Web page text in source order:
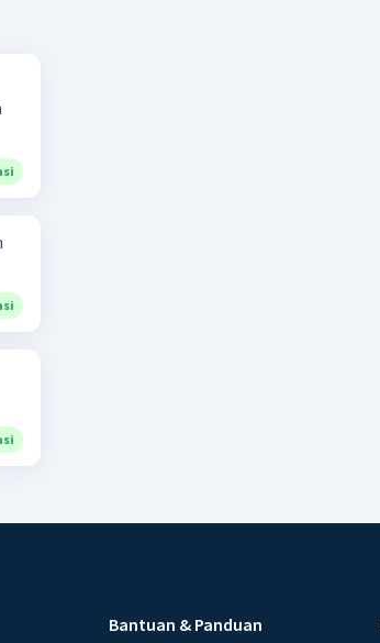
Bantuan & Panduan